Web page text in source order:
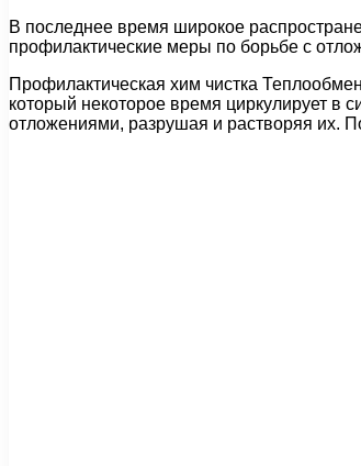
В последнее время широкое
профилактические меры по борьбе с
Профилактическая хим чистка
который некоторое время циркулирует в
отложениями, разрушая и растворяя их.